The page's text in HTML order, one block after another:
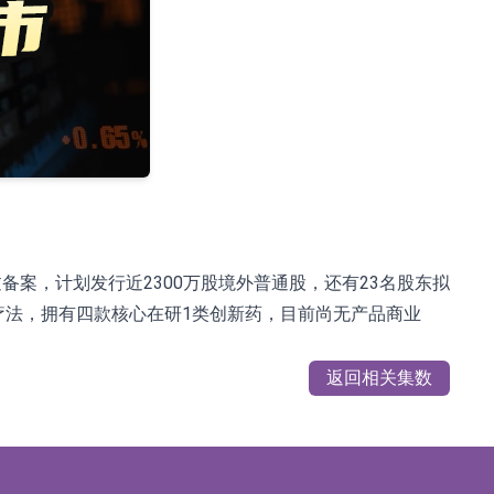
案，计划发行近2300万股境外普通股，还有23名股东拟
，拥有四款核心在研1类创新药，目前尚无产品商业
返回相关集数